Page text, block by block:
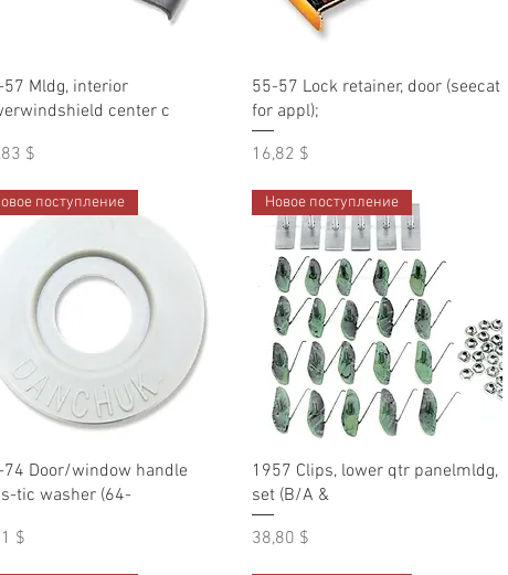
Быстрый просмотр
57 Mldg, interior
center c
$
Быстрый просмотр
55-57 Lock retainer, door (seecat
for appl);
Цена
16,82 $
Быстрый просмотр
поступление
74 Door/window handle
tic washer (64-
$
Быстрый просмотр
Новое поступление
1957 Clips, lower qtr panelmldg,
set (B/A &
Цена
38,80 $